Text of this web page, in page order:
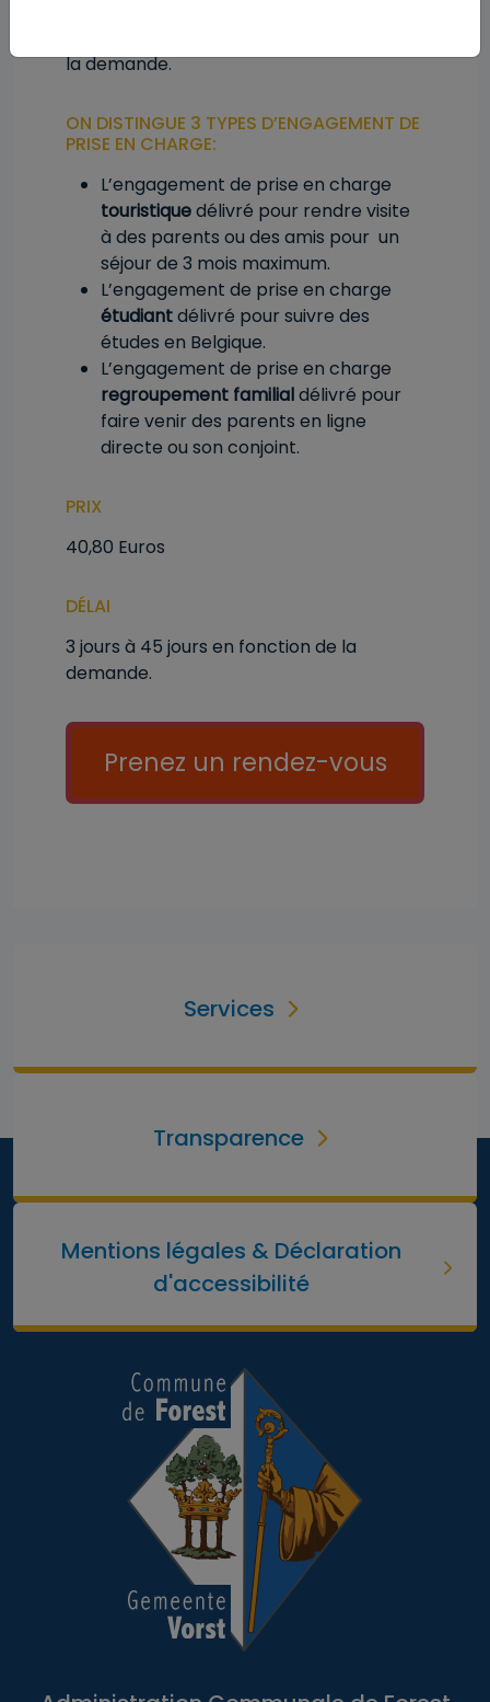
la demande.
ON DISTINGUE 3 TYPES D’ENGAGEMENT DE
PRISE EN CHARGE:
L’engagement de prise en charge
touristiquedélivré pour rendre visite
à des parents ou des amis pour un
séjour de 3 mois maximum.
L’engagement de prise en charge
étudiantdélivré pour suivre des
études en Belgique.
L’engagement de prise en charge
regroupement familialdélivré pour
faire venir des parents en ligne
directe ou son conjoint.
PRIX
40,80 Euros
DÉLAI
3 jours à 45 jours en fonction de la
demande.
Call to action
Prenez un rendez-vous
Services
Transparence
Mentions légales & Déclaration
d'accessibilité